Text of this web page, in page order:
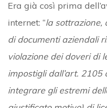
Era già così prima
internet: “la sottrazione,
di documenti aziendali
violazione dei doveri di
impostigli dall’art. 2105
integrare gli estremi